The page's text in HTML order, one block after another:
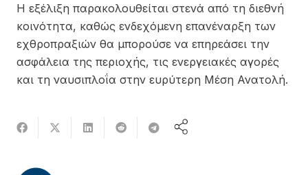
Η εξέλιξη παρακολουθείται στενά από τη διεθνή
κοινότητα, καθώς ενδεχόμενη επανέναρξη των
εχθροπραξιών θα μπορούσε να επηρεάσει την
ασφάλεια της περιοχής, τις ενεργειακές αγορές
και τη ναυσιπλοΐα στην ευρύτερη Μέση Ανατολή.